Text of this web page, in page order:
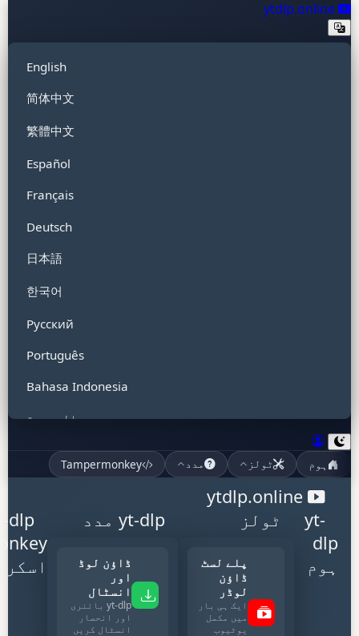
English
简体中文
繁體中文
Español
Français
Deutsch
日本語
한국어
Русский
Português
Bahasa Indonesia
العربية
Tiếng Việt
Bahasa Malaysia
Türkçe
ہوم ٹولز مدد Tampermonkey
yt-
dlp
ہوم
ٹولز
پلے لسٹ
ڈاؤن
لوڈر
ایک ہی بار
میں مکمل
یوٹیوب
yt-dlp مدد
ڈاؤن لوڈ
اور
انسٹال
yt-dlp بائنری
اور انحصار
انسٹال کریں
dlp